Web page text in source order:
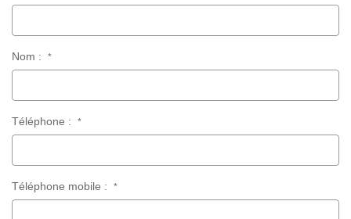
Nom : *
Téléphone : *
Téléphone mobile : *